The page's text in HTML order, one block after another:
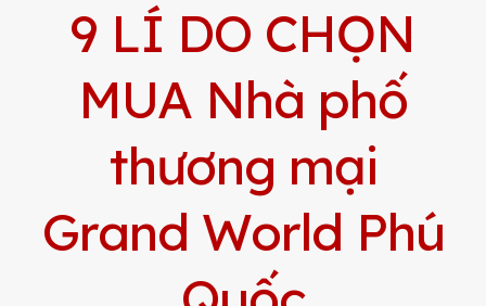
9 LÍ DO CHỌN
MUA Nhà phố
thương mại
Grand World Phú